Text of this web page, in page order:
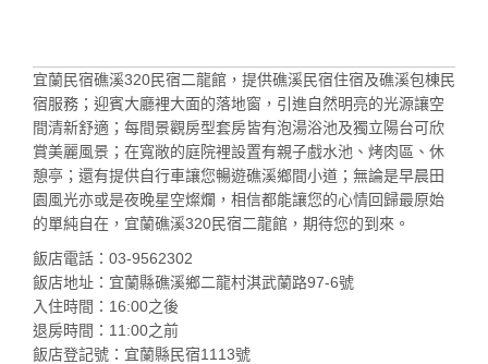
宜蘭民宿礁溪320民宿二龍館，提供礁溪民宿住宿及礁溪包棟民
宿服務；迎賓大廳裡大面的落地窗，引進自然明亮的光源讓空
間清新舒適；每間景觀房型套房皆有泡湯浴池及獨立陽台可欣
賞美麗風景；在寬敞的庭院裡設置有親子戲水池、烤肉區、休
憩亭；還有提供自行車讓您暢遊礁溪鄉間小道；無論是早晨田
園風光亦或是夜晚星空燦爛，相信都能讓您的心情回歸最原始
的單純自在，宜蘭礁溪320民宿二龍館，期待您的到來。
飯店電話：03-9562302
飯店地址：宜蘭縣礁溪鄉二龍村淇武蘭路97-6號
入住時間：16:00之後
退房時間：11:00之前
飯店登記號：宜蘭縣民宿1113號